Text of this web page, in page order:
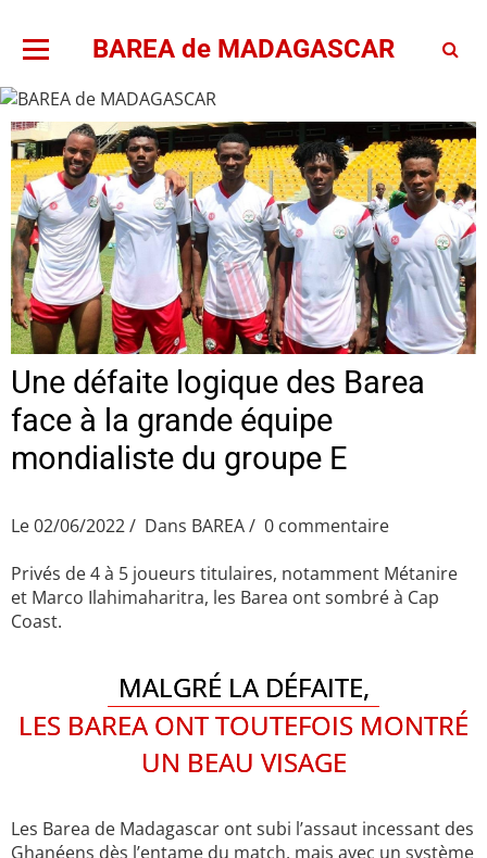
BAREA de MADAGASCAR
Une défaite logique des Barea
face à la grande équipe
mondialiste du groupe E
Le 02/06/2022 Dans BAREA
0 commentaire
Privés de 4 à 5 joueurs titulaires, notamment Métanire
et Marco Ilahimaharitra, les Barea ont sombré à Cap
Coast.
MALGRÉ LA DÉFAITE,
LES BAREA ONT TOUTEFOIS MONTRÉ
UN BEAU VISAGE
Les Barea de Madagascar ont subi l’assaut incessant des
Ghanéens dès l’entame du match, mais avec un système